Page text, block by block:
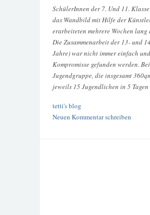
SchülerInnen der 7. Und 11.
das Wandbild mit Hilfe der
erarbeiteten mehrere Wochen
Die Zusammenarbeit der 13- und
Jahre) war nicht immer einfach
Kompromisse gefunden werden.
Jugendgruppe, die insgesamt
jeweils 15 Jugendlichen in 5
tetti's blog
Neuen Kommentar schreiben